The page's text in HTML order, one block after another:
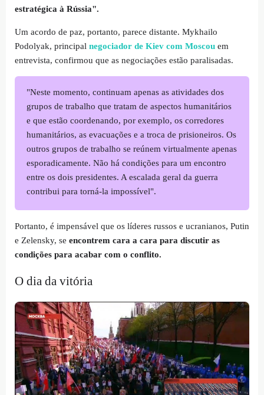
estratégica à Rússia".
Um acordo de paz, portanto, parece distante. Mykhailo
Podolyak, principal negociador de Kiev com Moscou em
entrevista, confirmou que as negociações estão paralisadas.
"Neste momento, continuam apenas as atividades dos
grupos de trabalho que tratam de aspectos humanitários
e que estão coordenando, por exemplo, os corredores
humanitários, as evacuações e a troca de prisioneiros. Os
outros grupos de trabalho se reúnem virtualmente apenas
esporadicamente. Não há condições para um encontro
entre os dois presidentes. A escalada geral da guerra
contribui para torná-la impossível".
Portanto, é impensável que os líderes russos e ucranianos, Putin
e Zelensky, se encontrem cara a cara para discutir as
condições para acabar com o conflito.
O dia da vitória